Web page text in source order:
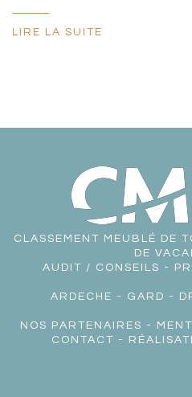
LIRE LA SUITE
CLASSEMENT MEUBLÉ DE
DE
AUDIT / CONSEILS -
ARDECHE - GARD -
NOS PARTENAIRES -
CONTACT -